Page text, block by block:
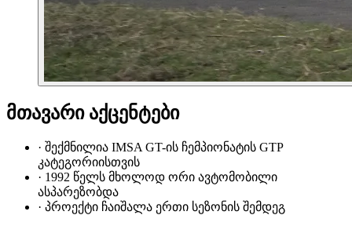
მთავარი აქცენტები
· შექმნილია IMSA GT-ის ჩემპიონატის GTP
კატეგორიისთვის
· 1992 წელს მხოლოდ ორი ავტომობილი
ასპარეზობდა
· პროექტი ჩაიშალა ერთი სეზონის შემდეგ